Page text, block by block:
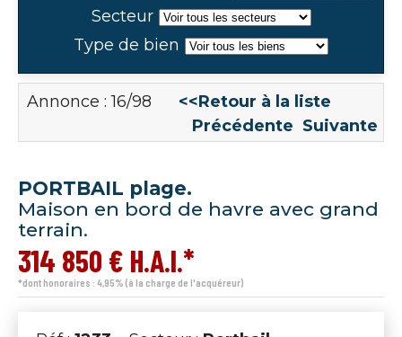
Secteur
Type de bien
Annonce : 16/98 <<Retour à la liste
Précédente Suivante
PORTBAIL plage.
Maison en bord de havre avec grand
terrain.
314 850 € H.A.I.*
*dont honoraires : 4,95% (à la charge de l'acquéreur)